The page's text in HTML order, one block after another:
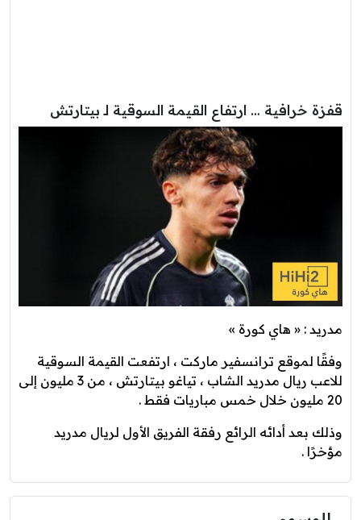
قفزة خرافية … ارتفاع القيمة السوقية لـ بيتارتش
مدريد : « هاي كورة »
وفقًا لموقع ترانسفير ماركت ، ارتفعت القيمة السوقية
للاعب ريال مدريد الشاب ، تياغو بيتارتش ، من 3 مليون إلى
20 مليون خلال خمس مباريات فقط .
وذلك بعد أدائه الرائع رفقة الفريق الأول لريال مدريد
مؤخرًا .